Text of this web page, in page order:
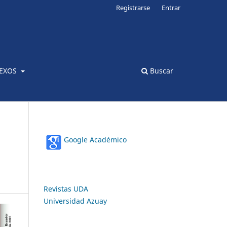
Buscar
Registrarse Entrar
Google Académico
Revistas UDA
Universidad Azuay